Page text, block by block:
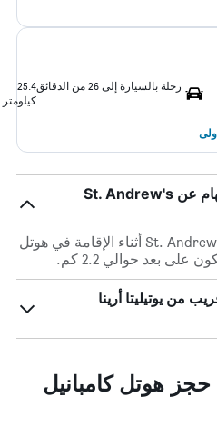
رحلة بالسيارة إلى 26 من الدقائق
25.4
كيلومتر
كم يبعد هوتل كامبانيل بيرمنجهام عن St. Andrew's
يمكنك المشي إلى St. Andrew's Stadium أثناء الإقامة في هوتل
بعد حوالي 2.2 كم.
من يوتيليتا أرينا
حجز هوتل كامبانيل